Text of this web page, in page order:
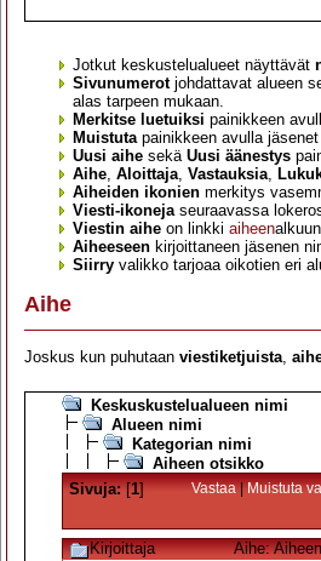
Jotkut keskustelualueet näyttävät
Sivunumerotjohdattavat alueen
alas tarpeen mukaan.
Merkitse luetuiksi painikkeen
Muistutapainikkeen avulla
Uusi aihesekä Uusi äänestys
Aihe, Aloittaja, Vastauksia,
Aiheiden ikonienmerkitys
Viesti-ikonejaseuraavassa
Viestin aiheon linkki aiheen
Aiheeseenkirjoittaneen jäsenen
Siirryvalikko tarjoaa oikotien eri
Aihe
Joskus kun puhutaan viestiketjuista,
Keskuskustelualueen nimi
Alueen nimi
Kategorian nimi
Aiheen otsikko
Sivuja:[1] Vastaa|Muistuta
Kirjoittaja
Aihe: